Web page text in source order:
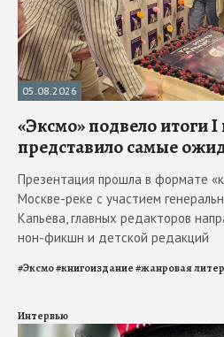
05.08.2026
«Эксмо» подвело итоги I
представило самые
Презентация прошла в формате
Москве-реке с участием
Капьева, главных редакторов
нон-фикшн и детской редакций
#Эксмо#книгоиздание#жанровая
Интервью